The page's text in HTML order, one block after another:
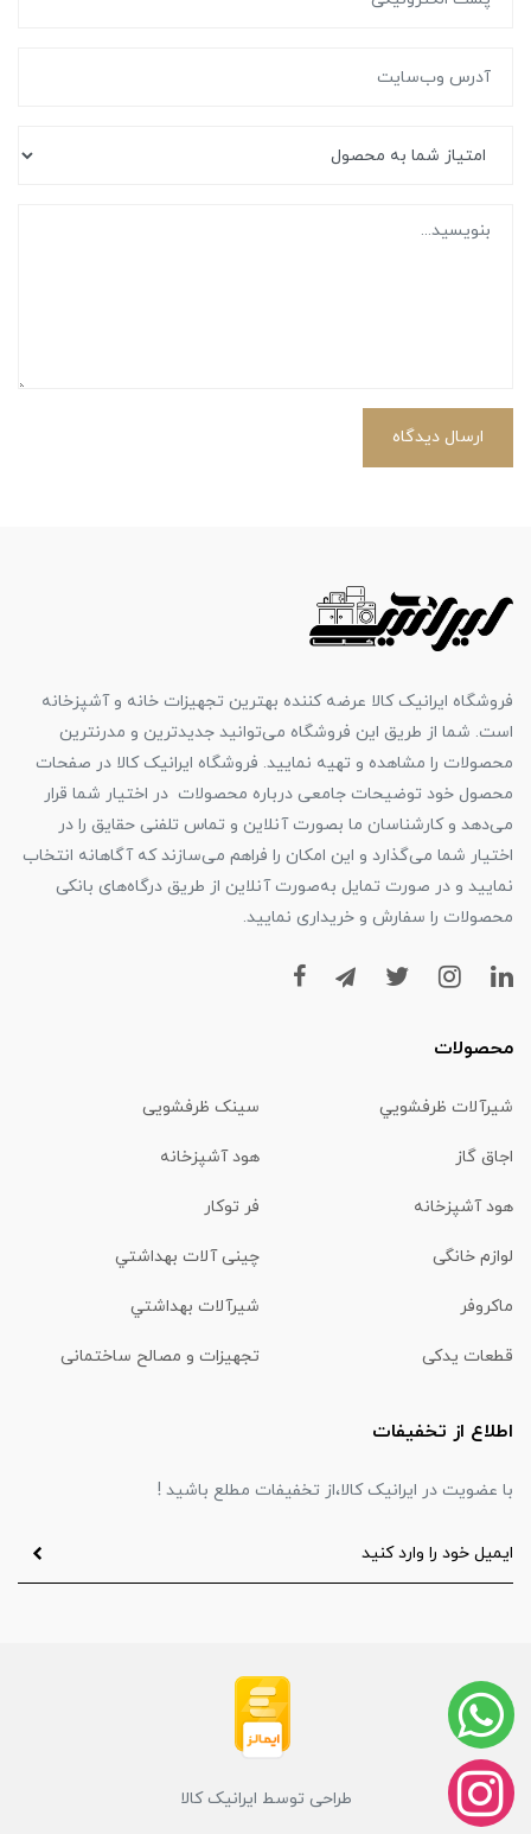
ارسال دیدگاه
فروشگاه ایرانیک کالا عرضه کننده بهترین تجهیزات خانه و آشپزخانه
است. شما از طریق این فروشگاه می‌توانید جدیدترین و مدرنترین
محصولات را مشاهده و تهیه نمایید. فروشگاه ایرانیک کالا در صفحات
محصول خود توضیحات جامعی درباره محصولات در اختیار شما قرار
می‌دهد و کارشناسان ما بصورت آنلاین و تماس تلفنی حقایق را در
اختیار شما می‌گذارد و این امکان را فراهم می‌سازند که آگاهانه انتخاب
نمایید و در صورت تمایل به‌صورت آنلاین از طریق درگاه‌های بانکی
محصولات را سفارش و خریداری نمایید.
محصولات
شیرآلات ظرفشويي سینک ظرفشویی
اجاق گاز هود آشپزخانه
هود آشپزخانه فر توکار
لوازم خانگی چینی آلات بهداشتي
ماكروفر شیرآلات بهداشتي
قطعات یدکی تجهیزات و مصالح ساختمانی
اطلاع از تخفیفات
با عضویت در ایرانیک کالا،از تخفیفات مطلع باشید !
طراحی توسط ایرانیک کالا